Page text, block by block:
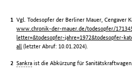
Vgl. Todesopfer der Berliner Mauer, Cengaver
www.chronik-der-mauer.de/todesopfer/
letter=&todesopfer-jahre=1972&todesopfer-
all (letzter Abruf: 10.01.2024).
Sankra ist die Abkürzung für Sanitätskraftwagen.